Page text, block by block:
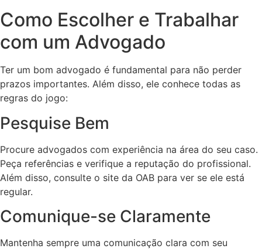
Como Escolher e Trabalhar
com um Advogado
Ter um bom advogado é fundamental para não perder
prazos importantes. Além disso, ele conhece todas as
regras do jogo:
Pesquise Bem
Procure advogados com experiência na área do seu caso.
Peça referências e verifique a reputação do profissional.
Além disso, consulte o site da OAB para ver se ele está
regular.
Comunique-se Claramente
Mantenha sempre uma comunicação clara com seu